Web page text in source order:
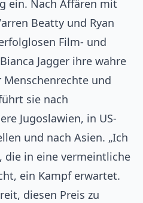
ein. Nach Affären mit
Beatty und Ryan
Film- und
Jagger ihre wahre
und
sie nach
Jugoslawien, in US-
und nach Asien. „Ich
die in eine vermeintliche
ein Kampf erwartet.
diesen Preis zu